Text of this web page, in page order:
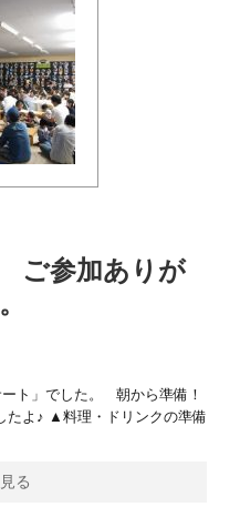
ご参加ありが
ト」でした。 朝から準備！
たよ♪ ▲料理・ドリンクの準備
る